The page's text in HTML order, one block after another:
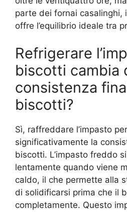
parte dei fornai casalinghi,
offre l’equilibrio ideale tra
Refrigerare
biscotti cambia
consistenza
biscotti?
Sì, raffreddare l’impasto
significativamente la
biscotti. L’impasto freddo
lentamente quando viene
caldo, il che permette alla
di solidificarsi prima che il
completamente. Questo